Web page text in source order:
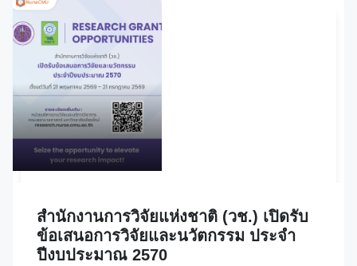
สำนักงานการวิจัยแห่งชาติ (วช.) เปิดรับ
ข้อเสนอการวิจัยและนวัตกรรม ประจำ
ปีงบประมาณ 2570